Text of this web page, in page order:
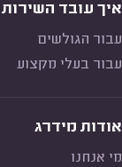
איך עובד השירות
עבור הגולשים
עבור בעלי מקצוע
אודות מידרג
מי אנחנו